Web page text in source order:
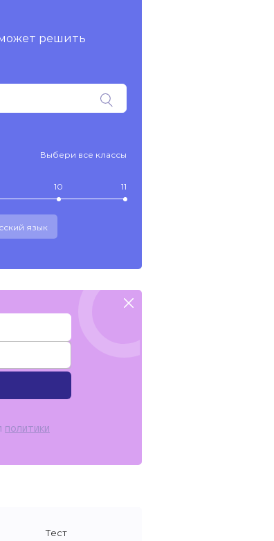
решить
Выбери все классы
10 11
язык
политики
Тест